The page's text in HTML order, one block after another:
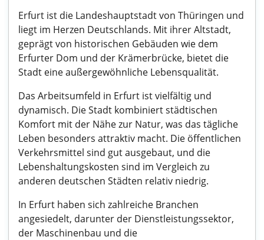
Erfurt ist die Landeshauptstadt von Thüringen und
liegt im Herzen Deutschlands. Mit ihrer Altstadt,
geprägt von historischen Gebäuden wie dem
Erfurter Dom und der Krämerbrücke, bietet die
Stadt eine außergewöhnliche Lebensqualität.
Das Arbeitsumfeld in Erfurt ist vielfältig und
dynamisch. Die Stadt kombiniert städtischen
Komfort mit der Nähe zur Natur, was das tägliche
Leben besonders attraktiv macht. Die öffentlichen
Verkehrsmittel sind gut ausgebaut, und die
Lebenshaltungskosten sind im Vergleich zu
anderen deutschen Städten relativ niedrig.
In Erfurt haben sich zahlreiche Branchen
angesiedelt, darunter der Dienstleistungssektor,
der Maschinenbau und die